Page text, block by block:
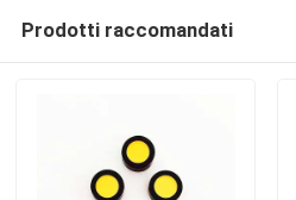
Prodotti raccomandati